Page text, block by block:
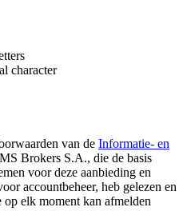
character
van de Informatie- en
Brokers S.A., die de basis
voor deze aanbieding en
accountbeheer, heb gelezen en
elk moment kan afmelden